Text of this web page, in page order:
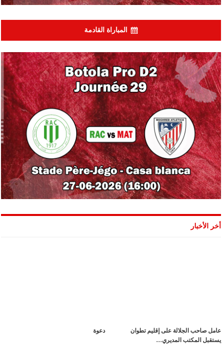
المباراة القادمة
أخر الأخبار
عامل صاحب الجلالة على إقليم تطوان
يستقبل المكتب المديري…
دعوة